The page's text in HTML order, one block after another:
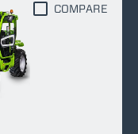
COMPARE